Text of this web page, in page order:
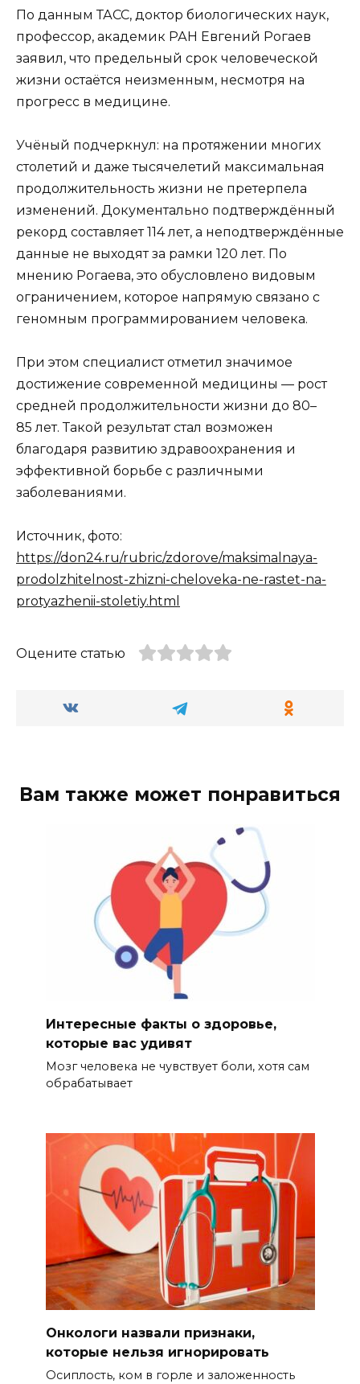
По данным ТАСС, доктор биологических наук,
профессор, академик РАН Евгений Рогаев
заявил, что предельный срок человеческой
жизни остаётся неизменным, несмотря на
прогресс в медицине.
Учёный подчеркнул: на протяжении многих
столетий и даже тысячелетий максимальная
продолжительность жизни не претерпела
изменений. Документально подтверждённый
рекорд составляет 114 лет, а неподтверждённые
данные не выходят за рамки 120 лет. По
мнению Рогаева, это обусловлено видовым
ограничением, которое напрямую связано с
геномным программированием человека.
При этом специалист отметил значимое
достижение современной медицины — рост
средней продолжительности жизни до 80–
85 лет. Такой результат стал возможен
благодаря развитию здравоохранения и
эффективной борьбе с различными
заболеваниями.
Источник, фото:
https://don24.ru/rubric/zdorove/maksimalnaya-
prodolzhitelnost-zhizni-cheloveka-ne-rastet-na-
protyazhenii-stoletiy.html
Оцените статью
Вам также может понравиться
Интересные факты о здоровье,
которые вас удивят
Мозг человека не чувствует боли, хотя сам
обрабатывает
Онкологи назвали признаки,
которые нельзя игнорировать
Осиплость, ком в горле и заложенность